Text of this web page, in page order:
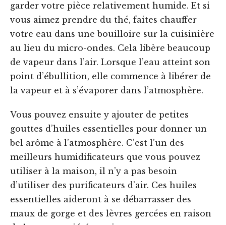
garder votre pièce relativement humide. Et si
vous aimez prendre du thé, faites chauffer
votre eau dans une bouilloire sur la cuisinière
au lieu du micro-ondes. Cela libère beaucoup
de vapeur dans l’air. Lorsque l’eau atteint son
point d’ébullition, elle commence à libérer de
la vapeur et à s’évaporer dans l’atmosphère.
Vous pouvez ensuite y ajouter de petites
gouttes d’huiles essentielles pour donner un
bel arôme à l’atmosphère. C’est l’un des
meilleurs humidificateurs que vous pouvez
utiliser à la maison, il n’y a pas besoin
d’utiliser des purificateurs d’air. Ces huiles
essentielles aideront à se débarrasser des
maux de gorge et des lèvres gercées en raison